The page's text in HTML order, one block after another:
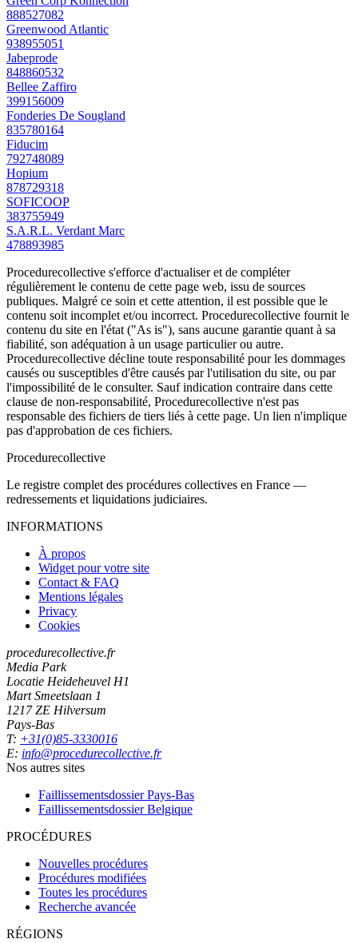
888527082
Greenwood Atlantic
938955051
Jabeprode
848860532
Bellee Zaffiro
399156009
Fonderies De Sougland
835780164
Fiducim
792748089
Hopium
878729318
SOFICOOP
383755949
S.A.R.L. Verdant Marc
478893985
Procedurecollective s'efforce d'actualiser et de compléter
régulièrement le contenu de cette page web, issu de sources
publiques. Malgré ce soin et cette attention, il est possible que le
contenu soit incomplet et/ou incorrect. Procedurecollective fournit le
contenu du site en l'état ("As is"), sans aucune garantie quant à sa
fiabilité, son adéquation à un usage particulier ou autre.
Procedurecollective décline toute responsabilité pour les dommages
causés ou susceptibles d'être causés par l'utilisation du site, ou par
l'impossibilité de le consulter. Sauf indication contraire dans cette
clause de non-responsabilité, Procedurecollective n'est pas
responsable des fichiers de tiers liés à cette page. Un lien n'implique
pas d'approbation de ces fichiers.
Procedurecollective
Le registre complet des procédures collectives en France —
redressements et liquidations judiciaires.
INFORMATIONS
À propos
Widget pour votre site
Contact & FAQ
Mentions légales
Privacy
Cookies
procedurecollective.fr
Media Park
Locatie Heideheuvel H1
Mart Smeetslaan 1
1217 ZE Hilversum
Pays-Bas
T: +31(0)85-3330016
E: info@procedurecollective.fr
Nos autres sites
Faillissementsdossier Pays-Bas
Faillissementsdossier Belgique
PROCÉDURES
Nouvelles procédures
Procédures modifiées
Toutes les procédures
Recherche avancée
RÉGIONS